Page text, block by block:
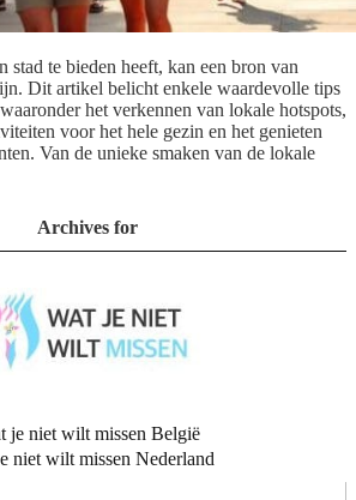
stad te bieden heeft, kan een bron van
Dit artikel belicht enkele waardevolle tips
het verkennen van lokale hotspots,
voor het hele gezin en het genieten
Van de unieke smaken van de lokale
Archives for
je niet wilt missen België
niet wilt missen Nederland